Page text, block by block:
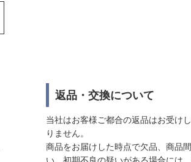
返品・交換について
当社はお客様ご都合の返品はお受け
りません。
商品をお届けした時点で欠品、商品
い、初期不良の疑いがある場合には